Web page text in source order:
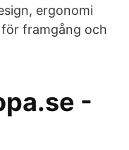
ergonomi
framgång och
-